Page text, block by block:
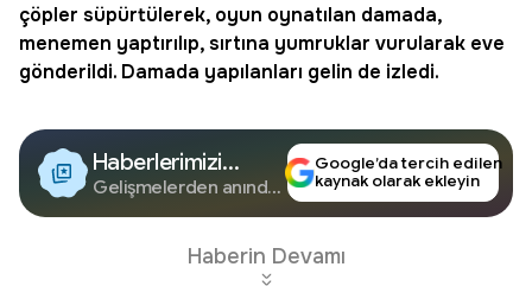
çöpler süpürtülerek, oyun oynatılan damada,
menemen yaptırılıp, sırtına yumruklar vurularak eve
gönderildi. Damada yapılanları gelin de izledi.
Haberlerimizi
Google'da Takip
Edin
Gelişmelerden anında
Google’da tercih edilen
kaynak olarak ekleyin
Haberin Devamı